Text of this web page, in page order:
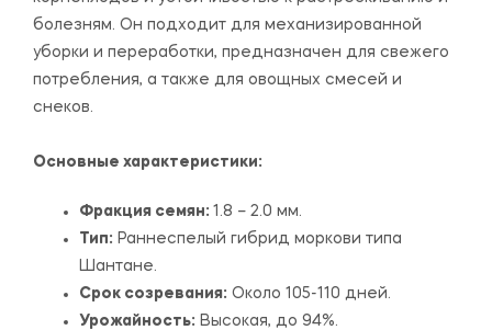
болезням. Он подходит для механизированной
уборки и переработки, предназначен для свежего
потребления, а также для овощных смесей и
снеков.
Основные характеристики:
Фракция семян: 1.8 – 2.0 мм.
Тип: Раннеспелый гибрид моркови типа
Шантане.
Срок созревания: Около 105-110 дней.
Урожайность: Высокая, до 94%.